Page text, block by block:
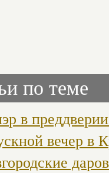
по теме
в
вечер в